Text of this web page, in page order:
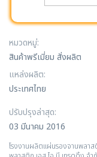
หมวดหมู่:
สินค้าพรีเมี่ยม สั่งผลิต
แหล่งผลิต:
ประเทศไทย
ปรับปรุงล่าสุด:
03 มีนาคม 2016
โรงงานผลิตแผ่นรองจานพลา